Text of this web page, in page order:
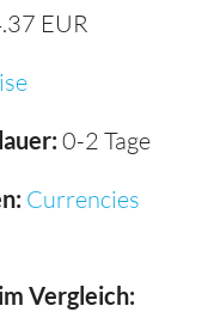
EUR
0-2 Tage
Currencies
Vergleich: